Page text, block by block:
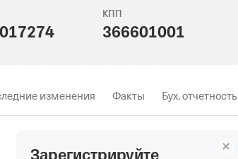
КПП
366601001
изменения Факты Бух. отчетность